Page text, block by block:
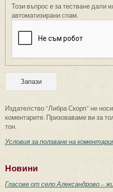
Този въпрос е за тестване дали
автоматизирани спам.
Издателство "Либра Скорп" не
коментарите. Призоваваме ви за
тон.
Условия за ползване на
Новини
Гласове от село Александрово –